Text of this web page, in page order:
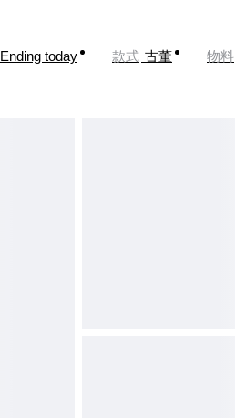
Ending today 款式 古董 物料